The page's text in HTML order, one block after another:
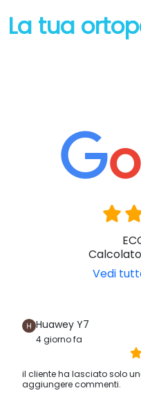
La tua
Vedi
Huawey Y7
4 giorno fa
il cliente ha lasciato solo
aggiungere commenti.